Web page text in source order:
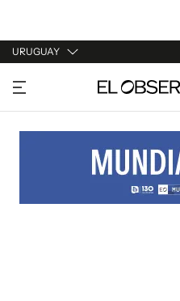
URUGUAY
URUGUAY
ARGENTINA
ESTADOS UNIDOS